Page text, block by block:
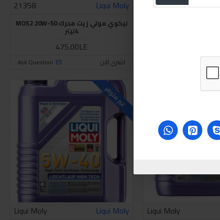
Liqui Moly
Liqui Moly
21358
ليكوي مولي زيت محرك MOS2 20W-50
4ليتر
475.00LE
اشتري الان Ask Question
Liqui Moly
غير متوفر
Liqui Moly
Liqui Moly